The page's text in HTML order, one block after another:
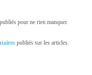
publiés pour ne rien manquer.
publiés sur les articles.